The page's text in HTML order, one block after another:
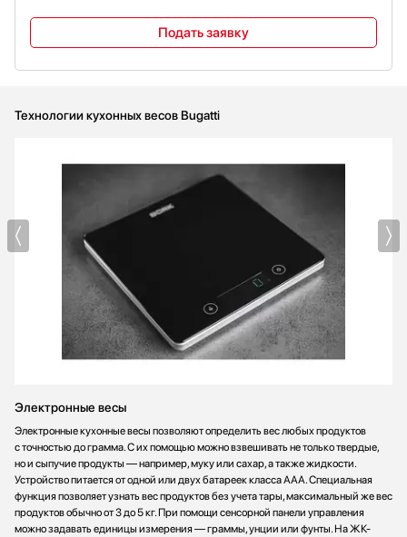
Подать заявку
Технологии кухонных весов Bugatti
Электронные весы
Электронные кухонные весы позволяют определить вес любых продуктов
с точностью до грамма. С их помощью можно взвешивать не только твердые,
но и сыпучие продукты — например, муку или сахар, а также жидкости.
Устройство питается от одной или двух батареек класса ААА. Специальная
функция позволяет узнать вес продуктов без учета тары, максимальный же вес
продуктов обычно от 3 до 5 кг. При помощи сенсорной панели управления
можно задавать единицы измерения — граммы, унции или фунты. На ЖК-